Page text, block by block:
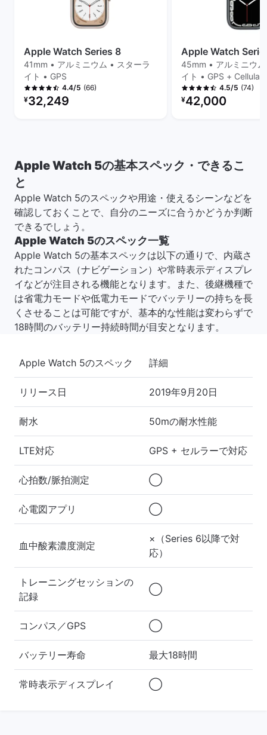
Apple Watch Series 8
41mm • アルミニウム • スターラ
イト • GPS
4.4/5 (66)
リファービッシュ品の価格：
¥32,249
Apple Watch
45mm • アルミニウ
イト • GPS + Cellular
4.5/5 (74)
リファービッシュ品の
¥42,000
Apple Watch 5の基本スペック・できるこ
と
Apple Watch 5のスペックや用途・使えるシーンなどを
確認しておくことで、自分のニーズに合うかどうか判断
できるでしょう。
Apple Watch 5のスペック一覧
Apple Watch 5の基本スペックは以下の通りで、内蔵さ
れたコンパス（ナビゲーション）や常時表示ディスプレ
イなどが注目される機能となります。また、後継機種で
は省電力モードや低電力モードでバッテリーの持ちを長
くさせることは可能ですが、基本的な性能は変わらずで
18時間のバッテリー持続時間が目安となります。
Apple Watch 5のスペック 詳細
リリース日 2019年9月20日
耐水 50mの耐水性能
LTE対応 GPS + セルラーで対応
心拍数/脈拍測定 ◯
心電図アプリ ◯
血中酸素濃度測定
×（Series 6以降で対
応）
トレーニングセッションの
記録
◯
コンパス／GPS ◯
バッテリー寿命 最大18時間
常時表示ディスプレイ ◯